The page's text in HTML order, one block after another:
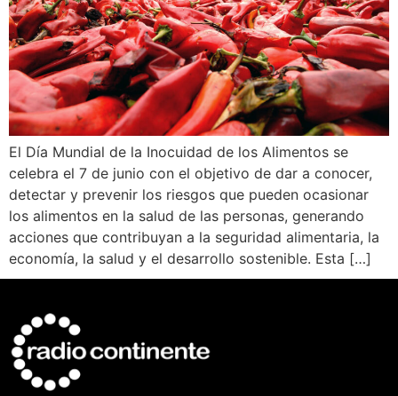
El Día Mundial de la Inocuidad de los Alimentos se
celebra el 7 de junio con el objetivo de dar a conocer,
detectar y prevenir los riesgos que pueden ocasionar
los alimentos en la salud de las personas, generando
acciones que contribuyan a la seguridad alimentaria, la
economía, la salud y el desarrollo sostenible. Esta […]